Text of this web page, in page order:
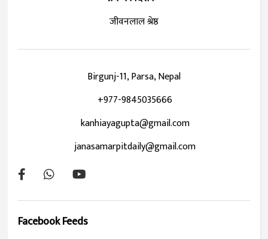
जीवनलाल श्रेष्ठ
Birgunj-11, Parsa, Nepal
+977-9845035666
kanhiayagupta@gmail.com
janasamarpitdaily@gmail.com
Facebook Feeds